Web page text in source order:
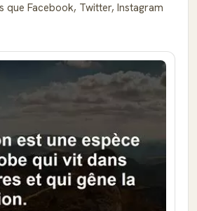
que Facebook, Twitter, Instagram